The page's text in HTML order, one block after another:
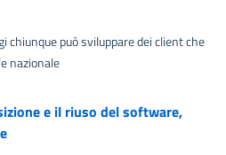
chiunque può sviluppare dei client che
nazionale
e il riuso del software,